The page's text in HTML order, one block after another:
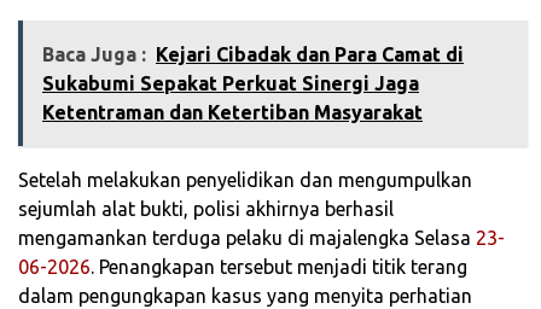
Baca Juga : ‎Kejari Cibadak dan Para Camat di
Sukabumi Sepakat Perkuat Sinergi Jaga
Ketentraman dan Ketertiban Masyarakat‎
‎Setelah melakukan penyelidikan dan mengumpulkan
sejumlah alat bukti, polisi akhirnya berhasil
mengamankan terduga pelaku di majalengka Selasa 23-
06-2026. Penangkapan tersebut menjadi titik terang
dalam pengungkapan kasus yang menyita perhatian